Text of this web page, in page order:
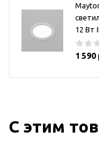
12 Вт
1 590
С этим